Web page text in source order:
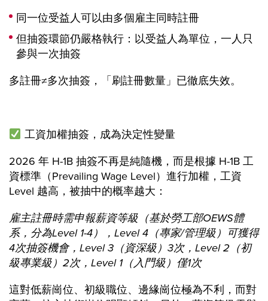
同一位受益人可以由多個雇主同時註冊
但抽簽環節仍嚴格執行：以受益人為單位，一人只
參與一次抽簽
多註冊≠多次抽簽，「刷註冊數量」已徹底失效。
工資加權抽簽，成為決定性變量
2026 年 H-1B 抽簽不再是純隨機，而是根據 H-1B 工
資標準（Prevailing Wage Level）進行加權，工資
Level 越高，被抽中的概率越大：
雇主註冊時需申報薪資等級（基於勞工部OEWS體
系，分為Level 1-4），Level 4（專家/管理級）可獲得
4次抽簽機會，Level 3（資深級）3次，Level 2（初
級專業級）2次，Level 1（入門級）僅1次
這對低薪崗位、初級職位、邊緣崗位極為不利，而對